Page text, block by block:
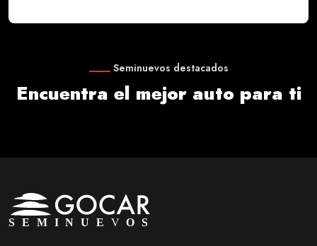
Seminuevos destacados
Encuentra el mejor auto para ti